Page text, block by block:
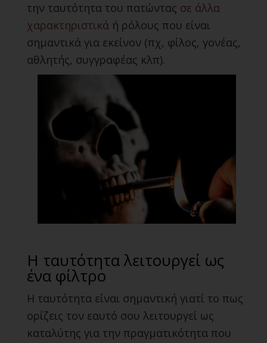
την ταυτότητα του πατώντας σε άλλα
χαρακτηριστικά ή ρόλους που είναι
σημαντικά για εκείνον (πχ, φίλος, γονέας,
αθλητής, συγγραφέας κλπ).
Η ταυτότητα λειτουργεί ως
ένα φίλτρο
Η ταυτότητα είναι σημαντική γιατί το πως
ορίζεις τον εαυτό σου λειτουργεί ως
καταλύτης για την πραγματικότητα που